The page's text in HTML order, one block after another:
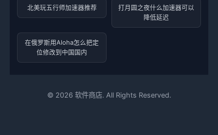
北美玩五行师加速器推荐
打月圆之夜什么加速器可以
降低延迟
在俄罗斯用Aloha怎么把定
位修改到中国国内
© 2026 软件商店. All Rights Reserved.